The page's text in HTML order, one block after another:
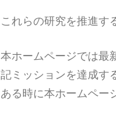
これらの研究を推進す
本ホームページでは最
記ミッションを達成す
ある時に本ホームペー